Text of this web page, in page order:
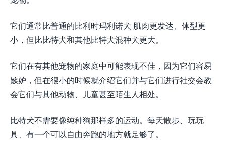
它们通常比普通的比利时玛利诺犬 肌肉更发达、体型更
小，但比比特犬和其他比特犬混种犬更大。
它们在有其他宠物的家庭中可能表现不佳，因为它们容易
嫉妒，但在很小的时候就介绍它们并与它们进行社交会教
会它们与其他动物、儿童甚至陌生人相处。
比特犬不需要像纯种狗那样多的运动。每天散步、玩玩
具、有一个可以自由奔跑的地方就足够了。